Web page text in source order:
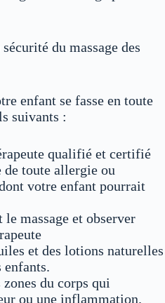
du massage des
enfant se fasse en toute
suivants :
qualifié et certifié
de toute allergie ou
votre enfant pourrait
le massage et observer
et des lotions naturelles
enfants.
du corps qui
ou une inflammation.